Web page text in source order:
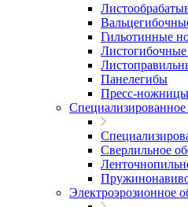
Гильотинные
Панелегибы
Пресс-ножницы
Специализированное
Сверлильное
Электроэрозионное